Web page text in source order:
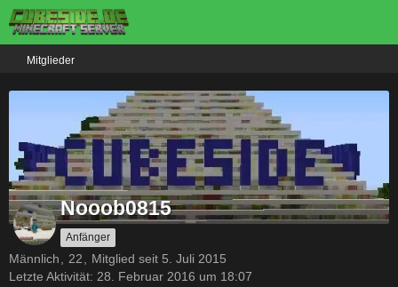
Mitglieder
Nooob0815
Anfänger
Männlich 22
Mitglied seit 5. Juli 2015
Letzte Aktivität: 28. Februar 2016 um 18:07